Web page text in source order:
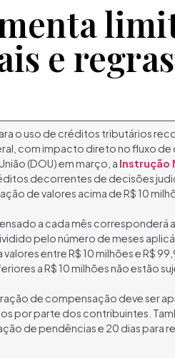
e
o uso de créditos tributários
com impacto direto no fluxo de
(DOU) em março, a Instrução
decorrentes de decisões
de valores acima de R$ 10
a cada mês
pelo número de meses
entre R$ 10 milhões e R$
a R$ 10 milhões não estão
de compensação deve ser
por parte dos contribuintes.
de pendências e 20 dias para